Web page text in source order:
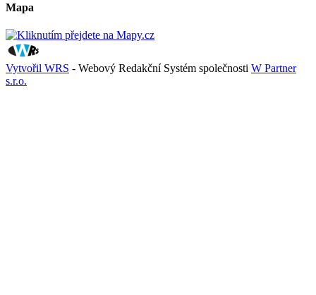
Mapa
Vytvořil WRS - Webový Redakční Systém společnosti W Partner
s.r.o.